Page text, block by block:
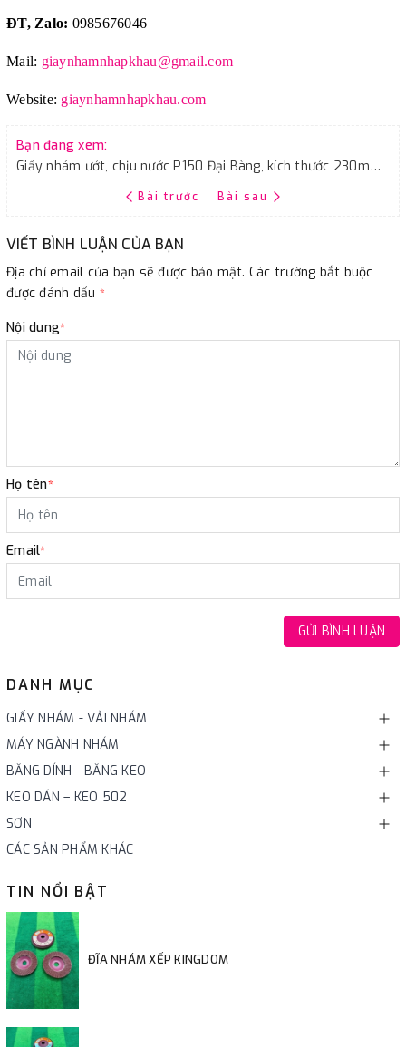
DANH MỤC
GIẤY NHÁM - VẢI NHÁM
MÁY NGÀNH NHÁM
BĂNG DÍNH - BĂNG KEO
KEO DÁN – KEO 502
SƠN
CÁC SẢN PHẨM KHÁC
TIN NỔI BẬT
ĐĨA NHÁM XẾP KINGDOM
ĐT, Zalo: 0985676046
Mail: giaynhamnhapkhau@gmail.com
Website: giaynhamnhapkhau.com
Bạn đang xem:
Giấy nhám ướt, chịu nước P150 Đại Bàng, kích thước 230mmx280mm (A4)
Bài trước Bài sau
VIẾT BÌNH LUẬN CỦA BẠN
Địa chỉ email của bạn sẽ được bảo mật. Các trường bắt buộc
được đánh dấu *
Nội dung*
Họ tên*
Email*
GỬI BÌNH LUẬN